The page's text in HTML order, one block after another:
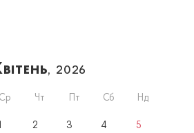
, 2026
Ср Чт Пт Сб Нд
2 3 4 5